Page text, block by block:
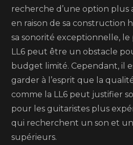
recherche d’une option plus
en raison de sa construction
sa sonorité exceptionnelle, le
LL6 peut être un obstacle
budget limité. Cependant, il
garder à l’esprit que la
comme la LL6 peut justifier
pour les guitaristes plus
qui recherchent un son et
supérieurs.